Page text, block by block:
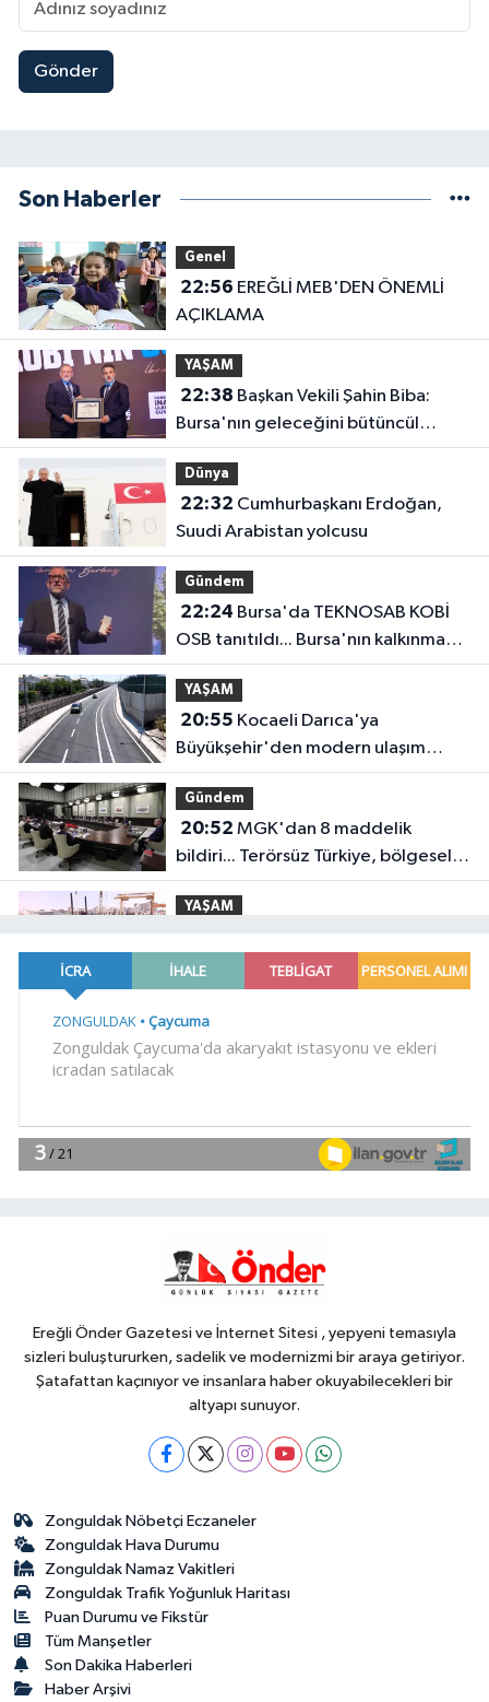
Gönder
Son Haberler
Genel
22:56
AÇIKLAMA
YAŞAM
22:38
Bursa'nın geleceğini bütüncül
anlayışla planlıyoruz
Dünya
22:32
Suudi Arabistan yolcusu
Gündem
22:24
OSB tanıtıldı... Bursa'nın kalkınma
yolculuğunda yeni dönem
YAŞAM
20:55
Büyükşehir'den modern ulaşım
yatırımı
Gündem
20:52
bildiri... Terörsüz Türkiye, bölgesel
güvenlik ve Gazze mesajı
YAŞAM
gemi
18:52Türk Tarih Kurumu'ndan tarihi
18:48 .
Ereğli Önder Gazetesi ve İnternet Sitesi , yepyeni temasıyla
sizleri buluştururken, sadelik ve modernizmi bir araya getiriyor.
Şatafattan kaçınıyor ve insanlara haber okuyabilecekleri bir
altyapı sunuyor.
Zonguldak Nöbetçi Eczaneler
Zonguldak Hava Durumu
Zonguldak Namaz Vakitleri
Zonguldak Trafik Yoğunluk Haritası
Puan Durumu ve Fikstür
Tüm Manşetler
Son Dakika Haberleri
Haber Arşivi